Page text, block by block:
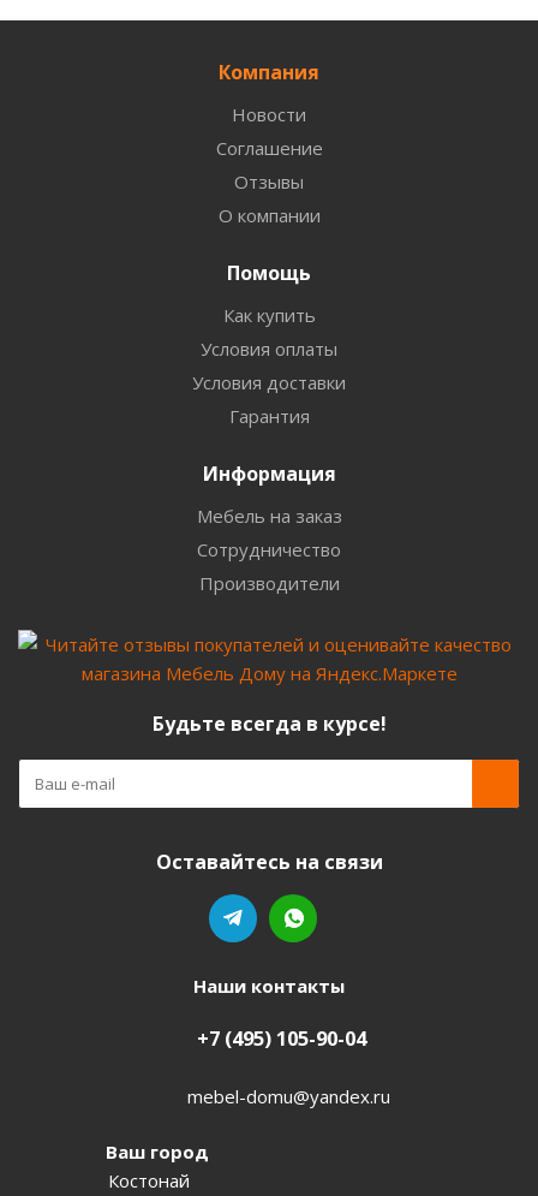
Компания
Новости
Соглашение
Отзывы
О компании
Помощь
Как купить
Условия оплаты
Условия доставки
Гарантия
Информация
Мебель на заказ
Сотрудничество
Производители
Будьте всегда в курсе!
Оставайтесь на связи
Наши контакты
+7 (495) 105-90-04
mebel-domu@yandex.ru
Ваш город
Костонай